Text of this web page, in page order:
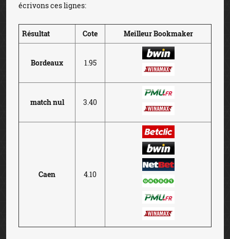
écrivons ces lignes:
Résultat Cote Meilleur Bookmaker
Bordeaux 1.95
match nul 3.40
Caen 4.10